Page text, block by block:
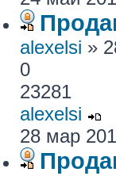
alexelsi »
0
23281
alexelsi
28 мар